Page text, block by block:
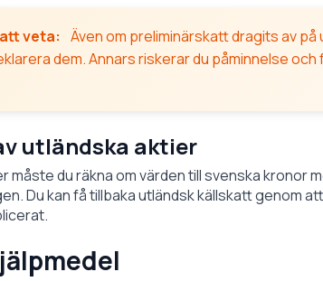
veta: Även om preliminärskatt dragits av
dem. Annars riskerar du påminnelse
utländska aktier
måste du räkna om värden till svenska kronor
Du kan få tillbaka utländsk källskatt genom